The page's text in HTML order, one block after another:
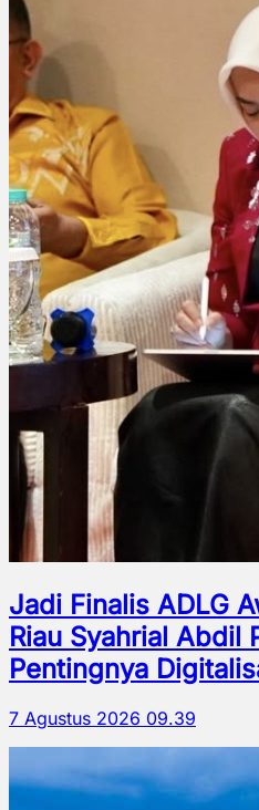
Jadi Finalis ADLG
Riau Syahrial Abdil
Pentingnya
7 Agustus 2026 09.39